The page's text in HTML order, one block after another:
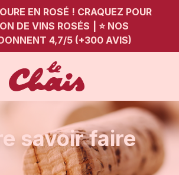
EN ROSÉ ! CRAQUEZ POUR
DE VINS ROSÉS
⭐ NOS
4,7/5 (+300 AVIS)
savoir faire